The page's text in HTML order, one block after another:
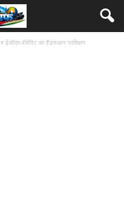
ईव्हीएम-वीवीपैट का हैंड्सआन प्रशिक्षण